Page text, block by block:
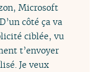
Microsoft
côté ça va
ciblée, vu
t’envoyer
Je veux